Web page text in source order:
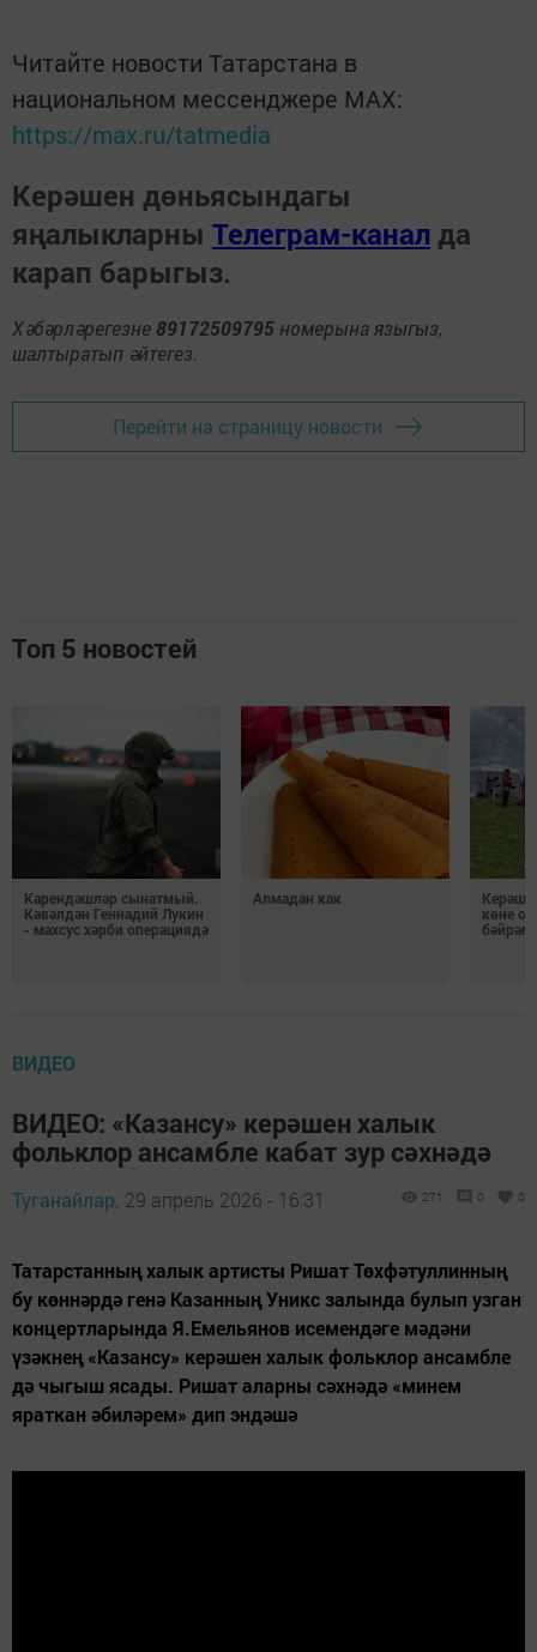
Читайте новости Татарстана в
национальном мессенджере MАХ:
https://max.ru/tatmedia
Керәшен дөньясындагы
яңалыкларны Телеграм-канал да
карап барыгыз.
Хәбәрләрегезне 89172509795 номерына языгыз,
шалтыратып әйтегез.
Перейти на страницу новости
Топ 5 новостей
Карендәшләр сынатмый.
Кәвәлдән Геннадий Лукин
- махсус хәрби операциядә
Алмадан как
көне
ВИДЕО
ВИДЕО: «Казансу» керәшен халык
фольклор ансамбле кабат зур сәхнәдә
Туганайлар, 29 апрель 2026 - 16:31 271 0 0
Татарстанның халык артисты Ришат Төхфәтуллинның
бу көннәрдә генә Казанның Уникс залында булып узган
концертларында Я.Емельянов исемендәге мәдәни
үзәкнең «Казансу» керәшен халык фольклор ансамбле
дә чыгыш ясады. Ришат аларны сәхнәдә «минем
яраткан әбиләрем» дип эндәшә